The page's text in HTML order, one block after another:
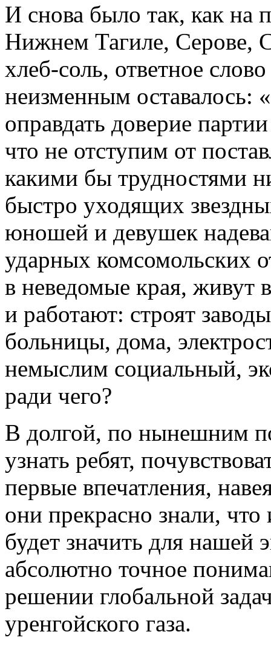
И снова было так, как на
Нижнем Тагиле, Серове,
хлеб-соль, ответное
неизменным
оправдать доверие
что не отступим от
какими бы трудностями
быстро уходящих
юношей и девушек
ударных комсомольских
в неведомые края, живут
и работают: строят
больницы, дома,
немыслим социальный,
ради чего?
В долгой, по нынешним
узнать ребят,
первые впечатления,
они прекрасно знали, что
будет значить для
абсолютно точное
решении глобальной
уренгойского газа.